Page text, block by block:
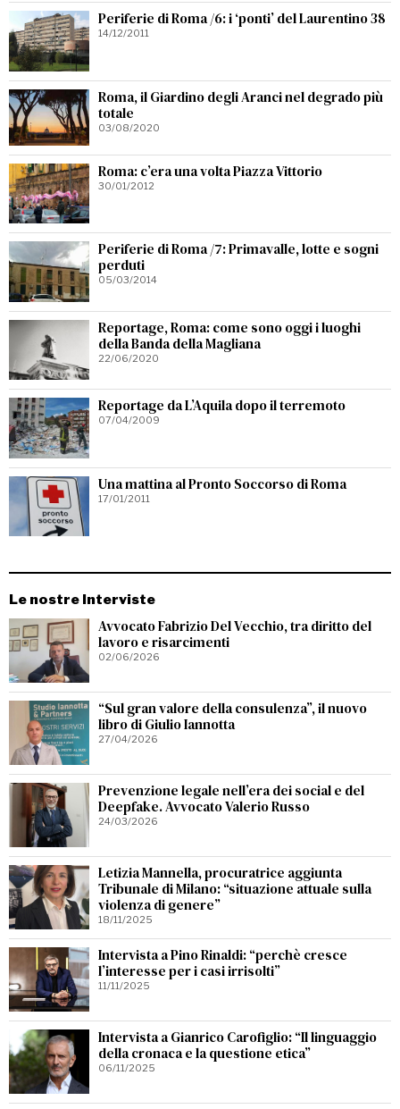
Periferie di Roma /6: i ‘ponti’ del Laurentino 38
14/12/2011
Roma, il Giardino degli Aranci nel degrado più
totale
03/08/2020
Roma: c’era una volta Piazza Vittorio
30/01/2012
Periferie di Roma /7: Primavalle, lotte e sogni
perduti
05/03/2014
Reportage, Roma: come sono oggi i luoghi
della Banda della Magliana
22/06/2020
Reportage da L’Aquila dopo il terremoto
07/04/2009
Una mattina al Pronto Soccorso di Roma
17/01/2011
Le nostre Interviste
Avvocato Fabrizio Del Vecchio, tra diritto del
lavoro e risarcimenti
02/06/2026
“Sul gran valore della consulenza”, il nuovo
libro di Giulio Iannotta
27/04/2026
Prevenzione legale nell’era dei social e del
Deepfake. Avvocato Valerio Russo
24/03/2026
Letizia Mannella, procuratrice aggiunta
Tribunale di Milano: “situazione attuale sulla
violenza di genere”
18/11/2025
Intervista a Pino Rinaldi: “perchè cresce
l’interesse per i casi irrisolti”
11/11/2025
Intervista a Gianrico Carofiglio: “Il linguaggio
della cronaca e la questione etica”
06/11/2025